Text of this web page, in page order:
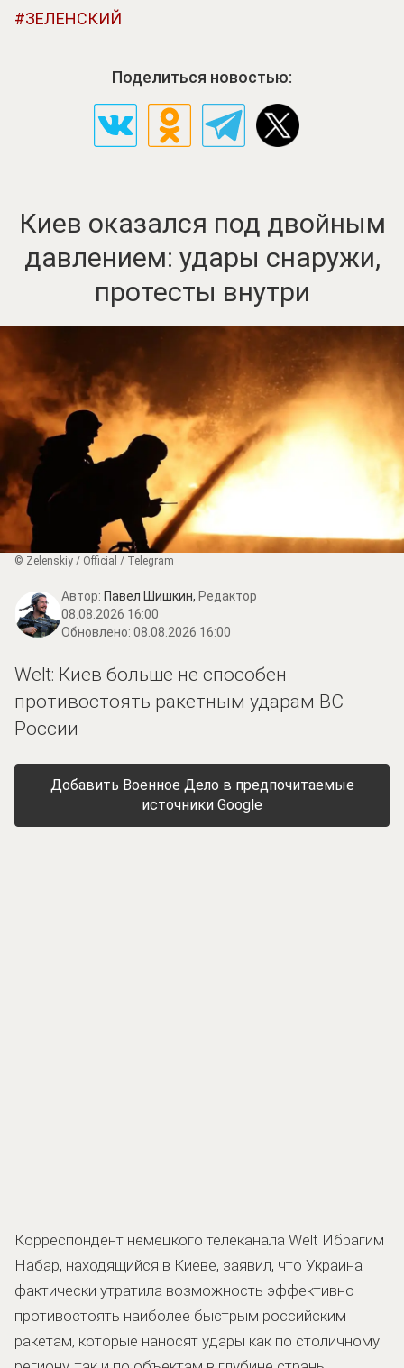
ЗЕЛЕНСКИЙ
Поделиться новостью:
Киев оказался под двойным
давлением: удары снаружи,
протесты внутри
© Zеlеnskiу / Оfficiаl / Telegram
Автор: Павел Шишкин, Редактор
08.08.2026 16:00
Обновлено: 08.08.2026 16:00
Welt: Киев больше не способен
противостоять ракетным ударам ВС
России
Добавить Военное Дело в предпочитаемые
источники Google
Корреспондент немецкого телеканала Welt Ибрагим
Набар, находящийся в Киеве, заявил, что Украина
фактически утратила возможность эффективно
противостоять наиболее быстрым российским
ракетам, которые наносят удары как по столичному